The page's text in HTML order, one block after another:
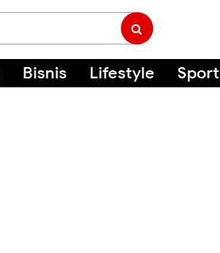
Bisnis Lifestyle Sport